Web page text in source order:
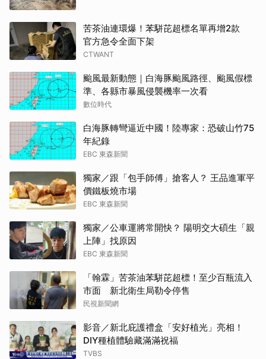
苦茶油連環爆！苯駢芘超標名單再增2款
官方急令全面下架
CTWANT
颱風最新動態｜白海豚颱風路徑、颱風假標
準、各縣市暴風侵襲機率一次看
數位時代
白海豚轉彎逼近中國！陸專家：恐破山竹75
年紀錄
EBC 東森新聞
獨家／跟「包手師傅」搶客人？ 王品進軍平
價鐵板燒市場
EBC 東森新聞
獨家／公車運將常開快？ 陽明交大碩生「親
上陣」找原因
EBC 東森新聞
「翰霖」苦茶油苯駢芘超標！至少百瓶流入
市面 新北衛生局勒令停售
民視新聞網
影音／新北庇護禮盒「安好植光」亮相！
DIY種植體驗藏滿滿祝福
TVBS